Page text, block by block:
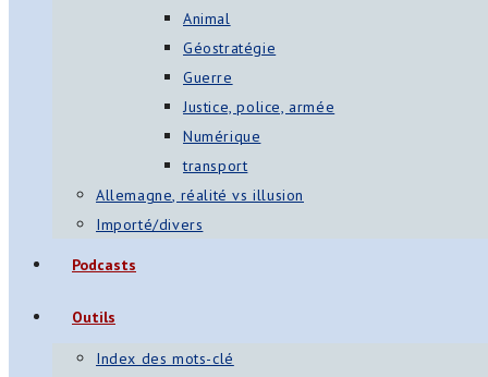
Animal
Géostratégie
Guerre
Justice, police, armée
Numérique
transport
Allemagne, réalité vs illusion
Importé/divers
Podcasts
Outils
Index des mots-clé